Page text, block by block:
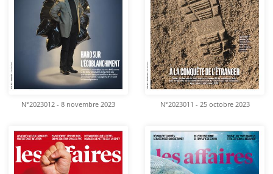
N°2023012 - 8 novembre 2023 N°2023011 - 25 octobre 2023